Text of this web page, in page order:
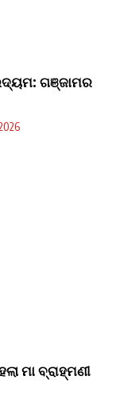
ଗଞ୍ଜାମର
ମା ବ୍ରାହ୍ମଣୀ